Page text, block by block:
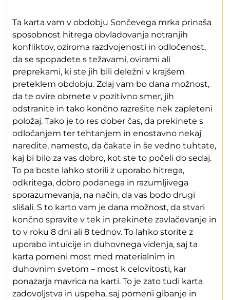
Ta karta vam v obdobju Sončevega mrka prinaša
sposobnost hitrega obvladovanja notranjih
konfliktov, oziroma razdvojenosti in odločenost,
da se spopadete s težavami, ovirami ali
preprekami, ki ste jih bili deležni v krajšem
preteklem obdobju. Zdaj vam bo dana možnost,
da te ovire obrnete v pozitivno smer, jih
odstranite in tako končno razrešite nek zapleteni
položaj. Tako je to res dober čas, da prekinete s
odločanjem ter tehtanjem in enostavno nekaj
naredite, namesto, da čakate in še vedno tuhtate,
kaj bi bilo za vas dobro, kot ste to počeli do sedaj.
To pa boste lahko storili z uporabo hitrega,
odkritega, dobro podanega in razumljivega
sporazumevanja, na način, da vas bodo drugi
slišali. S to karto vam je dana možnost, da stvari
končno spravite v tek in prekinete zavlačevanje in
to v roku 8 dni ali 8 tednov. To lahko storite z
uporabo intuicije in duhovnega videnja, saj ta
karta pomeni most med materialnim in
duhovnim svetom – most k celovitosti, kar
ponazarja mavrica na karti. To je zato tudi karta
zadovoljstva in uspeha, saj pomeni gibanje in